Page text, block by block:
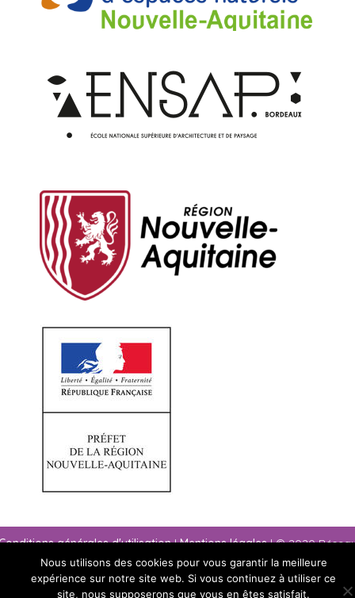
générales d'utilisation|Mentions légales| © 2020
paysage Nouvelle-Aquitaine
Nous utilisons des cookies pour vous garantir la meilleure
expérience sur notre site web. Si vous continuez à utiliser ce
site, nous supposerons que vous en êtes satisfait.